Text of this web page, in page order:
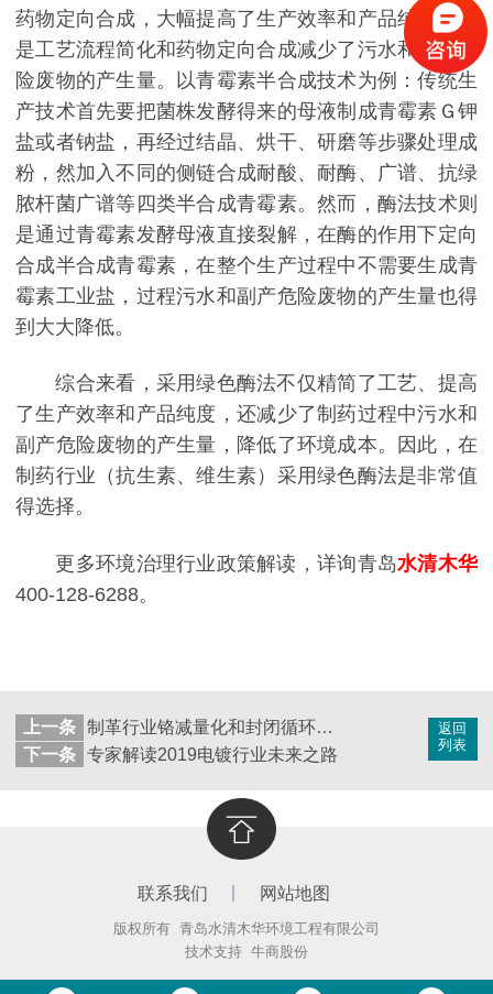
药物定向合成，大幅提高了生产效率和产品纯度；三
是工艺流程简化和药物定向合成减少了污水和副产危
险废物的产生量。以青霉素半合成技术为例：传统生
产技术首先要把菌株发酵得来的母液制成青霉素Ｇ钾
盐或者钠盐，再经过结晶、烘干、研磨等步骤处理成
粉，然加入不同的侧链合成耐酸、耐酶、广谱、抗绿
脓杆菌广谱等四类半合成青霉素。然而，酶法技术则
是通过青霉素发酵母液直接裂解，在酶的作用下定向
合成半合成青霉素，在整个生产过程中不需要生成青
霉素工业盐，过程污水和副产危险废物的产生量也得
到大大降低。
综合来看，采用绿色酶法不仅精简了工艺、提高
了生产效率和产品纯度，还减少了制药过程中污水和
副产危险废物的产生量，降低了环境成本。因此，在
制药行业（抗生素、维生素）采用绿色酶法是非常值
得选择。
更多环境治理行业政策解读，详询青岛水清木华
400-128-6288。
返回
列表
上一条
制革行业铬减量化和封闭循环使用技术——“水十条”解读
下一条 专家解读2019电镀行业未来之路
联系我们 网站地图
版权所有 青岛水清木华环境工程有限公司
技术支持 牛商股份